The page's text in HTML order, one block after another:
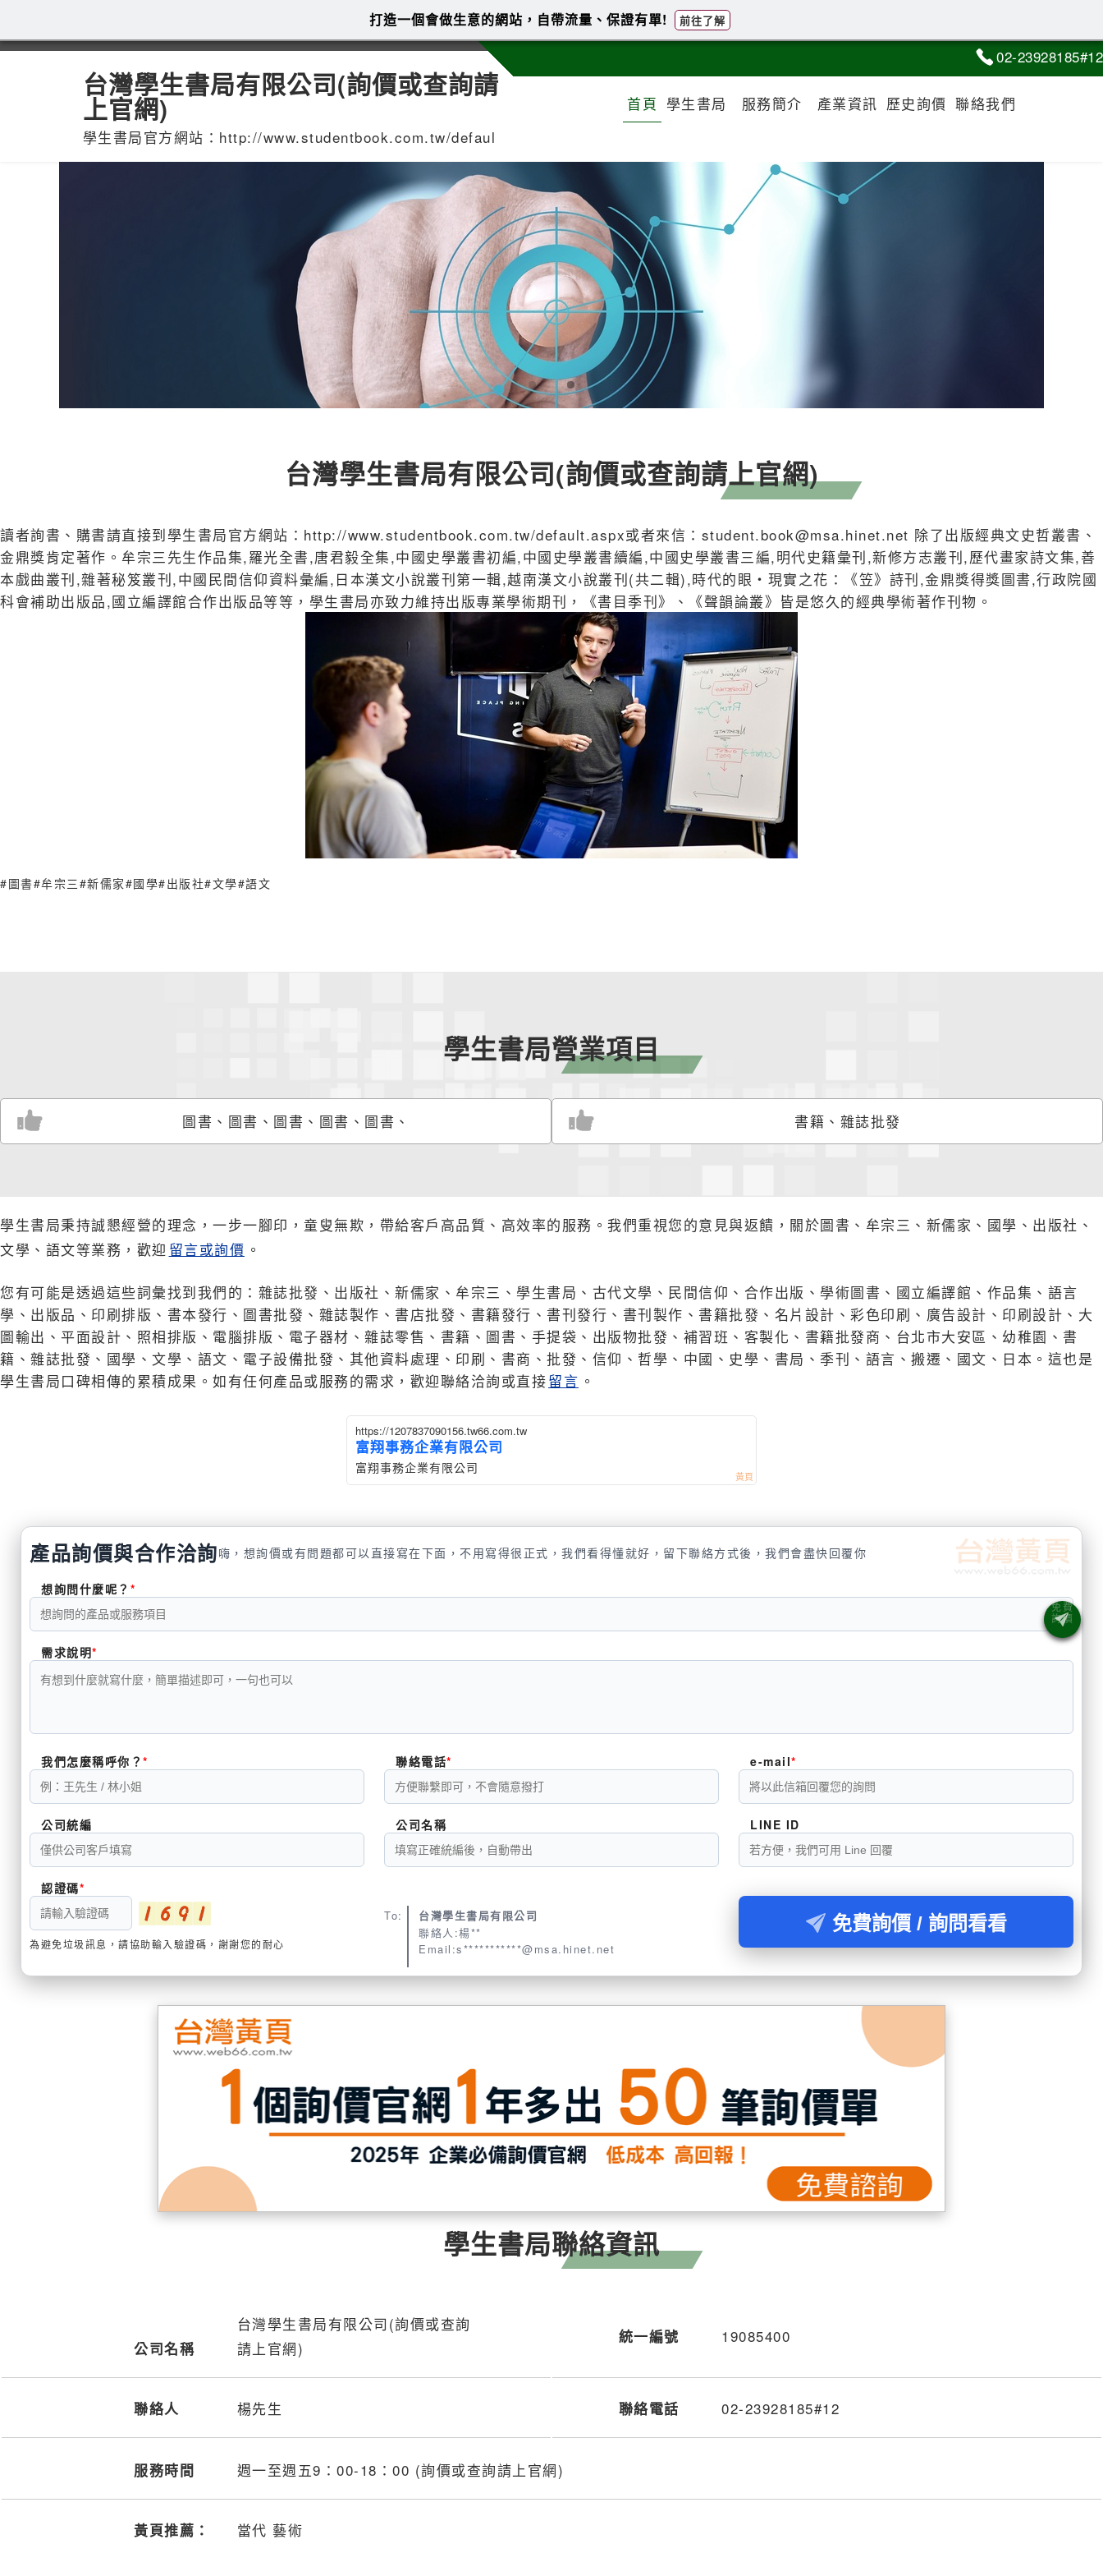
02-23928185#12
台灣學生書局有限公司(詢價或查詢請
上官網)
學生書局官方網站：http://www.studentbook.com.tw/defaul
首頁 學生書局 服務簡介 產業資訊 歷史詢價 聯絡我們
台灣學生書局有限公司(詢價或查詢請上官網)
讀者詢書、購書請直接到學生書局官方網站：http://www.studentbook.com.tw/default.aspx或者來信：student.book@msa.hinet.net 除了出版經典文史哲叢書、
金鼎獎肯定著作。牟宗三先生作品集,羅光全書,唐君毅全集,中國史學叢書初編,中國史學叢書續編,中國史學叢書三編,明代史籍彙刊,新修方志叢刊,歷代畫家詩文集,善
本戲曲叢刊,雜著秘笈叢刊,中國民間信仰資料彙編,日本漢文小說叢刊第一輯,越南漢文小說叢刊(共二輯),時代的眼‧現實之花：《笠》詩刊,金鼎獎得獎圖書,行政院國
科會補助出版品,國立編譯館合作出版品等等，學生書局亦致力維持出版專業學術期刊，《書目季刊》、《聲韻論叢》皆是悠久的經典學術著作刊物。
#圖書#牟宗三#新儒家#國學#出版社#文學#語文
學生書局營業項目
圖書、圖書、圖書、圖書、圖書、 書籍、雜誌批發
學生書局秉持誠懇經營的理念，一步一腳印，童叟無欺，帶給客戶高品質、高效率的服務。我們重視您的意見與返饋，關於圖書、牟宗三、新儒家、國學、出版社、
文學、語文等業務，歡迎 留言或詢價 。
您有可能是透過這些詞彙找到我們的：雜誌批發、出版社、新儒家、牟宗三、學生書局、古代文學、民間信仰、合作出版、學術圖書、國立編譯館、作品集、語言
學、出版品、印刷排版、書本發行、圖書批發、雜誌製作、書店批發、書籍發行、書刊發行、書刊製作、書籍批發、名片設計、彩色印刷、廣告設計、印刷設計、大
圖輸出、平面設計、照相排版、電腦排版、電子器材、雜誌零售、書籍、圖書、手提袋、出版物批發、補習班、客製化、書籍批發商、台北市大安區、幼稚園、書
籍、雜誌批發、國學、文學、語文、電子設備批發、其他資料處理、印刷、書商、批發、信仰、哲學、中國、史學、書局、季刊、語言、搬遷、國文、日本。這也是
學生書局口碑相傳的累積成果。如有任何產品或服務的需求，歡迎聯絡洽詢或直接留言 。
https://1207837090156.tw66.com.tw
富翔事務企業有限公司
富翔事務企業有限公司
產品詢價與合作洽詢嗨，想詢價或有問題都可以直接寫在下面，不用寫得很正式，我們看得懂就好，留下聯絡方式後，我們會盡快回覆你
想詢問什麼呢？
需求說明
我們怎麼稱呼你？ 聯絡電話 e-mail
公司統編 公司名稱 LINE ID
認證碼
為避免垃圾訊息，請協助輸入驗證碼，謝謝您的耐心
To:
台灣學生書局有限公司
聯絡人:楊**
Email:s***********@msa.hinet.net
免費詢價 / 詢問看看
學生書局聯絡資訊
公司名稱
台灣學生書局有限公司(詢價或查詢
請上官網)
統一編號 19085400
聯絡人 楊先生 聯絡電話 02-23928185#12
服務時間 週一至週五9：00-18：00 (詢價或查詢請上官網)
黃頁推薦： 當代 藝術
打造一個會做生意的網站，自帶流量、保證有單! 前往了解